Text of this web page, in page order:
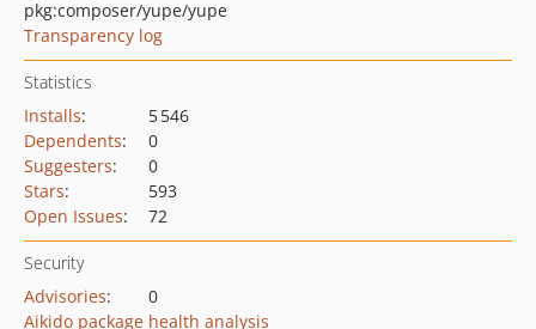
pkg:composer/yupe/yupe
Transparency log
Statistics
Installs:
5 546
Dependents:
0
Suggesters:
0
Stars:
593
Open Issues: 72
Security
Advisories:
0
Aikido package health analysis